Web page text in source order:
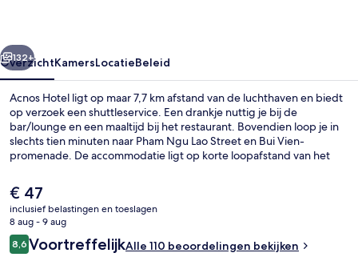
Volgende
132+
OverzichtKamersLocatieBeleid
Acnos Hotel ligt op maar 7,7 km afstand van de luchthaven en biedt
op verzoek een shuttleservice. Een drankje nuttig je bij de
bar/lounge en een maaltijd bij het restaurant. Bovendien loop je in
slechts tien minuten naar Pham Ngu Lao Street en Bui Vien-
promenade. De accommodatie ligt op korte loopafstand van het
14 minuten naar Metrostation Opera House.
De
huidige
prijs
is
€ 47
€ 47
inclusief belastingen en toeslagen
8 aug - 9 aug
Beoordelingen
8,68,6 op 10 –
VoortreffelijkAlle 110 beoordelingen bekijken